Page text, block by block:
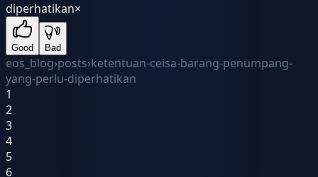
diperhatikan×
Good Bad
eos_blog›posts›ketentuan-ceisa-barang-penumpang-
yang-perlu-diperhatikan
1
2
3
4
5
6